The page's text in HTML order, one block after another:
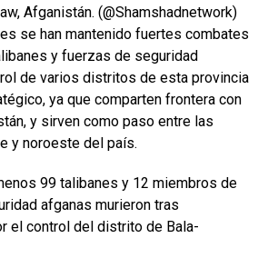
Afganistán. (@Shamshadnetwork)
se han mantenido fuertes combates
y fuerzas de seguridad
de varios distritos de esta provincia
ya que comparten frontera con
y sirven como paso entre las
y noroeste del país.
99 talibanes y 12 miembros de
afganas murieron tras
el control del distrito de Bala-